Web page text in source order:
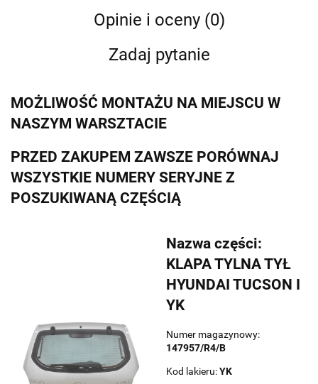
Opinie i oceny (0)
Zadaj pytanie
MOŻLIWOŚĆ MONTAŻU NA MIEJSCU W
NASZYM WARSZTACIE
PRZED ZAKUPEM ZAWSZE PORÓWNAJ
WSZYSTKIE NUMERY SERYJNE Z
POSZUKIWANĄ CZĘŚCIĄ
Nazwa części:
KLAPA TYLNA TYŁ
HYUNDAI TUCSON I
YK
Numer magazynowy:
147957/R4/B
Kod lakieru:YK